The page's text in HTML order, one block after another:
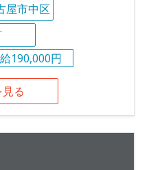
屋市中区
190,000円
る